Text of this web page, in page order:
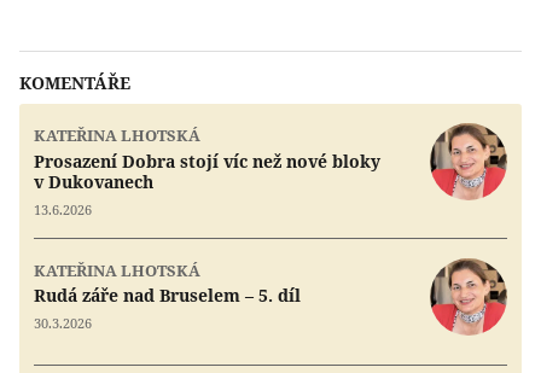
KOMENTÁŘE
KATEŘINA LHOTSKÁ
Prosazení Dobra stojí víc než nové bloky
v Dukovanech
13.6.2026
KATEŘINA LHOTSKÁ
Rudá záře nad Bruselem – 5. díl
30.3.2026